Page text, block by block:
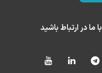
با ما در ارتباط باشید